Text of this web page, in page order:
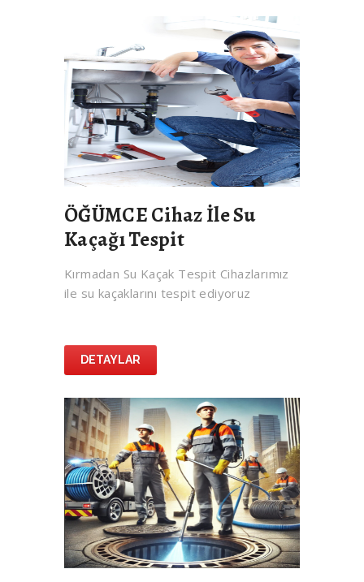
ÖĞÜMCE Cihaz İle Su
Kaçağı Tespit
Kırmadan Su Kaçak Tespit Cihazlarımız
ile su kaçaklarını tespit ediyoruz
DETAYLAR